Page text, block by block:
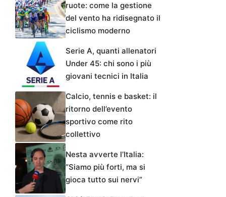
ruote: come la gestione
del vento ha ridisegnato il
ciclismo moderno
Serie A, quanti allenatori
Under 45: chi sono i più
giovani tecnici in Italia
Calcio, tennis e basket: il
ritorno dell’evento
sportivo come rito
collettivo
Nesta avverte l’Italia:
“Siamo più forti, ma si
gioca tutto sui nervi”